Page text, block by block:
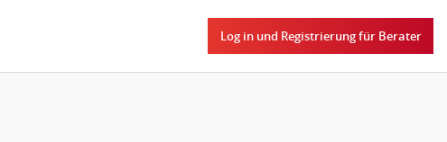
Log in und Registrierung für Berater